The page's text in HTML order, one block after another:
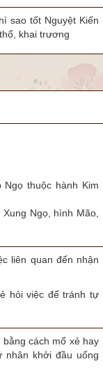
sao tốt Nguyệt Kiến
khai trương
thuộc hành Kim
Ngọ, hình Mão,
liên quan đến nhận
hỏi việc để tránh tự
cách mổ xẻ hay
nhân khởi đầu uống